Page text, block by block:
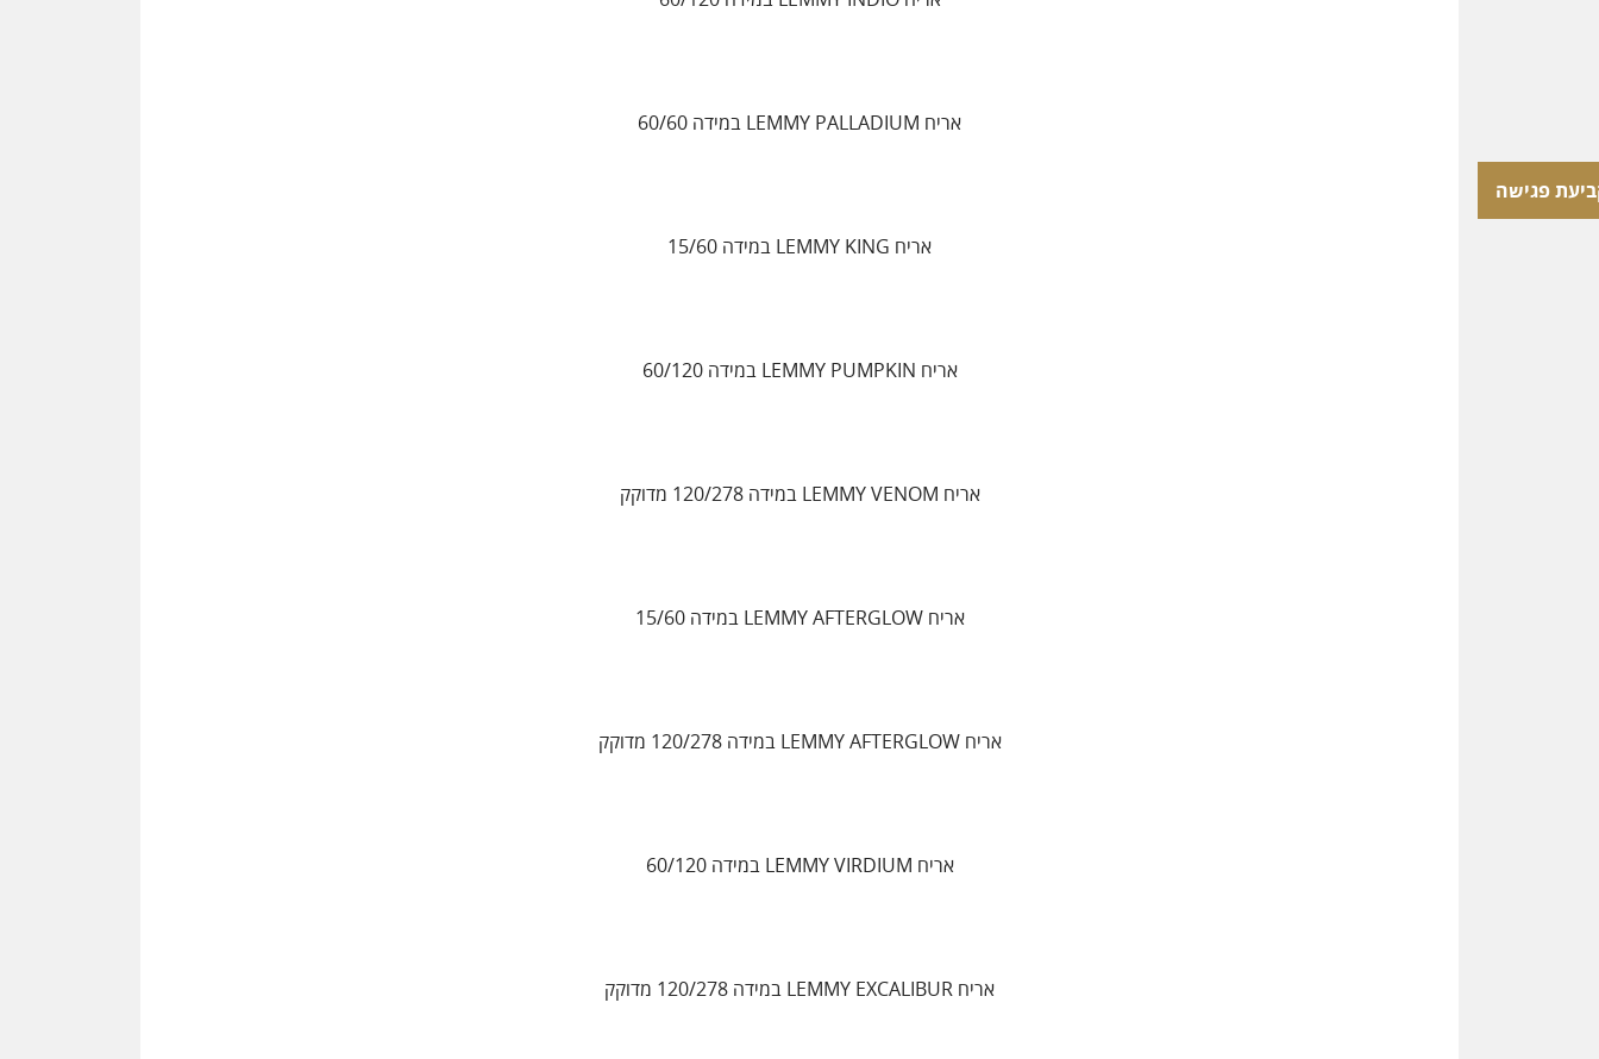
אריח LEMMY PALLADIUM במידה 60/60
אריח LEMMY KING במידה 15/60
אריח LEMMY PUMPKIN במידה 60/120
אריח LEMMY VENOM במידה 120/278 מדוקק
אריח LEMMY AFTERGLOW במידה 15/60
אריח LEMMY AFTERGLOW במידה 120/278 מדוקק
אריח LEMMY VIRDIUM במידה 60/120
אריח LEMMY EXCALIBUR במידה 120/278 מדוקק
פגישה